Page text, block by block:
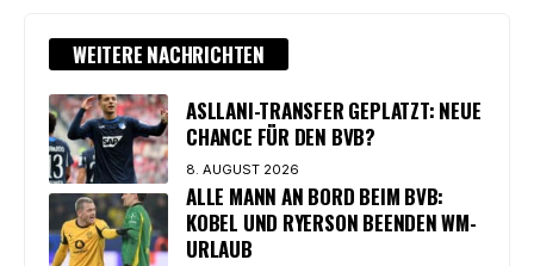
WEITERE NACHRICHTEN
ASLLANI-TRANSFER GEPLATZT: NEUE
CHANCE FÜR DEN BVB?
8. AUGUST 2026
ALLE MANN AN BORD BEIM BVB:
KOBEL UND RYERSON BEENDEN WM-
URLAUB